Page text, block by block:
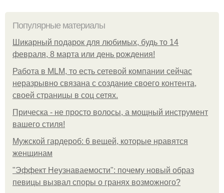
Популярные материалы
Шикарный подарок для любимых, будь то 14
февраля, 8 марта или день рождения!
Работа в MLM, то есть сетевой компании сейчас
неразрывно связана с создание своего контента,
своей страницы в соц сетях.
Прическа - не просто волосы, а мощный инструмент
вашего стиля!
Мужской гардероб: 6 вещей, которые нравятся
женщинам
"Эффект Неузнаваемости": почему новый образ
певицы вызвал споры о гранях возможного?